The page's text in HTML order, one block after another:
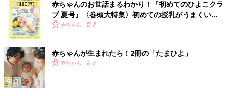
赤ちゃんのお世話まるわかり！『初めてのひよこクラ
ブ 夏号』〈巻頭大特集〉初めての授乳がうまくい
く！ おっぱい・ミルクの基本と夏のトラブル 解決テ
赤ちゃん・育児
赤ちゃんが生まれたら！2冊の「たまひよ」
赤ちゃん・育児